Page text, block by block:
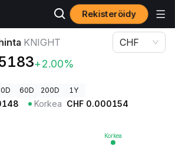
Rekisteröidy
hinta KNIGHT
KNIGHT
+2.00%
CHF
60D 200D 1Y
Korkea CHF 0.000154